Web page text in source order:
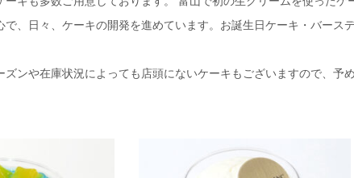
、日々、ケーキの開発を進めています。お誕生日ケーキ・バース
ンや在庫状況によっても店頭にないケーキもございますので、予め